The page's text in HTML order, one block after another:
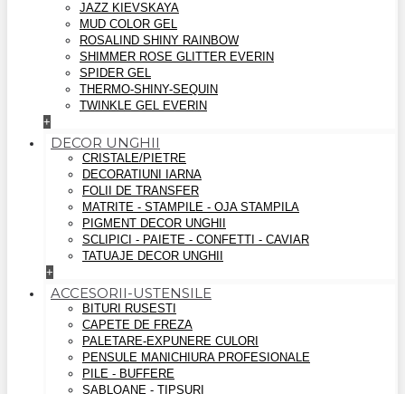
JAZZ KIEVSKAYA
MUD COLOR GEL
ROSALIND SHINY RAINBOW
SHIMMER ROSE GLITTER EVERIN
SPIDER GEL
THERMO-SHINY-SEQUIN
TWINKLE GEL EVERIN
+
DECOR UNGHII
CRISTALE/PIETRE
DECORATIUNI IARNA
FOLII DE TRANSFER
MATRITE - STAMPILE - OJA STAMPILA
PIGMENT DECOR UNGHII
SCLIPICI - PAIETE - CONFETTI - CAVIAR
TATUAJE DECOR UNGHII
+
ACCESORII-USTENSILE
BITURI RUSESTI
CAPETE DE FREZA
PALETARE-EXPUNERE CULORI
PENSULE MANICHIURA PROFESIONALE
PILE - BUFFERE
SABLOANE - TIPSURI